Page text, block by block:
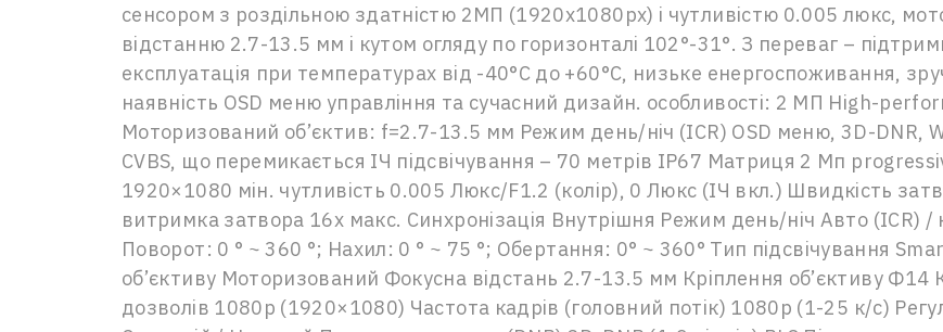
сенсором з роздільною здатністю 2МП (1920х1080px) і чутливістю 0.005 люкс,
відстанню 2.7-13.5 мм і кутом огляду по горизонталі 102°-31°. З переваг –
експлуатація при температурах від -40°C до +60°C, низьке енергоспоживання,
наявність OSD меню управління та сучасний дизайн. особливості: 2 МП High-
Моторизований об’єктив: f=2.7-13.5 мм Режим день/ніч (ICR) OSD меню, 3D-DNR,
CVBS, що перемикається ІЧ підсвічування – 70 метрів IP67 Матриця 2 Мп
1920×1080 мін. чутливість 0.005 Люкс/F1.2 (колір), 0 Люкс (ІЧ вкл.) Швидкість
витримка затвора 16x макс. Синхронізація Внутрішня Режим день/ніч Авто (ICR) /
Поворот: 0 ° ~ 360 °; Нахил: 0 ° ~ 75 °; Обертання: 0° ~ 360° Тип підсвічування
об’єктиву Моторизований Фокусна відстань 2.7-13.5 мм Кріплення об’єктиву Ф14
дозволів 1080p (1920×1080) Частота кадрів (головний потік) 1080p (1-25 к/с)